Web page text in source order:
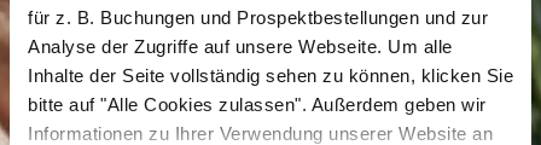
für z. B. Buchungen und Prospektbestellungen und zur
Analyse der Zugriffe auf unsere Webseite. Um alle
Inhalte der Seite vollständig sehen zu können, klicken Sie
bitte auf "Alle Cookies zulassen". Außerdem geben wir
Informationen zu Ihrer Verwendung unserer Website an